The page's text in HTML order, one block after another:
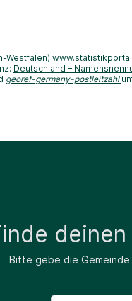
Westfalen)
Deutschland –
georef-germany-postleitzahl
Bitte gebe die